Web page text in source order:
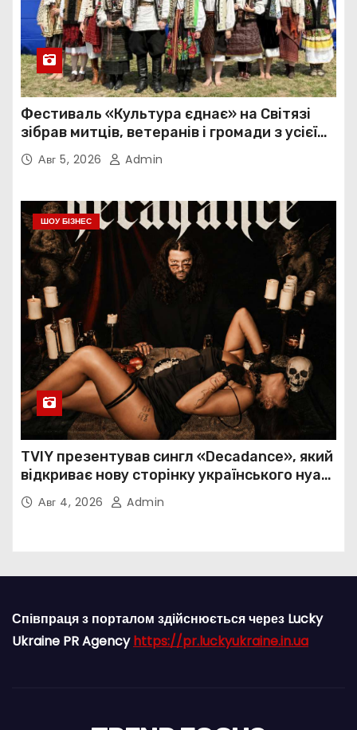
Фестиваль «Культура єднає» на Світязі
зібрав митців, ветеранів і громади з усієї
України
Авг 5, 2026 Admin
ШОУ БІЗНЕС
TVIY презентував сингл «Decadance», який
відкриває нову сторінку українського нуар-
попуАвг 4, 2026 Admin
Співпраця з порталом здійснюється через Lucky
Ukraine PR Agencyhttps://pr.luckyukraine.in.ua